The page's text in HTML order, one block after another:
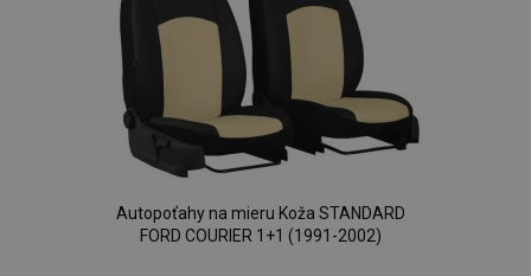
Autopoťahy na mieru Koža STANDARD
FORD COURIER 1+1 (1991-2002)